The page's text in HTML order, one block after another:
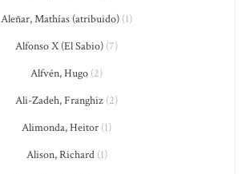
Aleñar, Mathías (atribuido) (1)
Alfonso X (El Sabio) (7)
Alfvén, Hugo (2)
Ali-Zadeh, Franghiz (2)
Alimonda, Heitor (1)
Alison, Richard(1)